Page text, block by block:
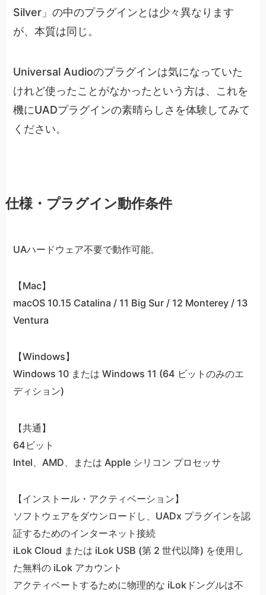
Silver」の中のプラグインとは少々異なります
が、本質は同じ。
Universal Audioのプラグインは気になっていた
けれど使ったことがなかったという方は、これを
機にUADプラグインの素晴らしさを体験してみて
ください。
仕様・プラグイン動作条件
UAハードウェア不要で動作可能。
【Mac】
macOS 10.15 Catalina / 11 Big Sur / 12 Monterey / 13
Ventura
【Windows】
Windows 10 または Windows 11 (64 ビットのみのエ
ディション)
【共通】
64ビット
Intel、AMD、または Apple シリコン プロセッサ
【インストール・アクティベーション】
ソフトウェアをダウンロードし、UADx プラグインを認
証するためのインターネット接続
iLok Cloud または iLok USB (第 2 世代以降) を使用し
た無料の iLok アカウント
アクティベートするために物理的な iLokドングルは不